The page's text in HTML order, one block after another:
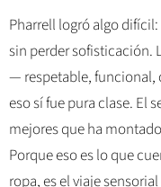
Pharrell logró algo
sin perder sofisticación.
— respetable, funcional,
eso sí fue pura clase. El
mejores que ha
Porque eso es lo que
ropa, es el viaje